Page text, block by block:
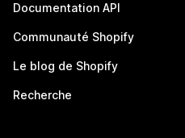
Documentation API
Communauté Shopify
Le blog de Shopify
Recherche